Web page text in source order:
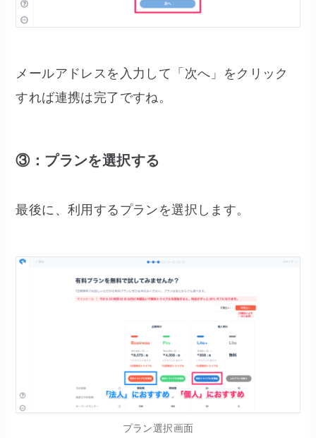
メールアドレスを入力して「次へ」をクリック
すれば連携は完了ですね。
③：プランを選択する
最後に、利用するプランを選択します。
プラン選択画面